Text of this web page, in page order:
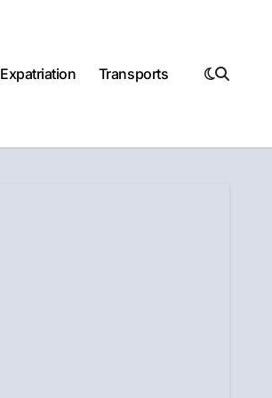
Expatriation Transports